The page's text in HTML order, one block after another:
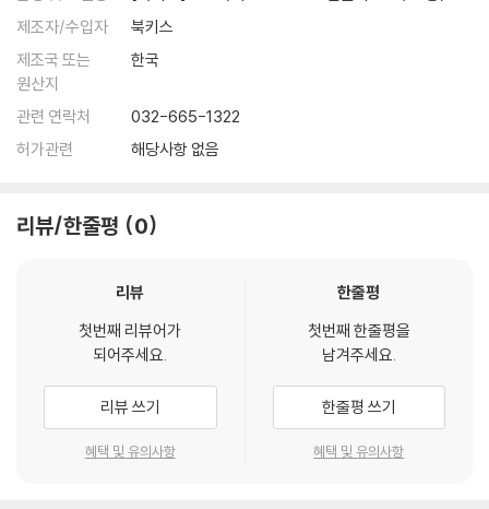
제조자/수입자
북키스
제조국 또는
원산지
한국
관련 연락처
032-665-1322
허가관련
해당사항 없음
리뷰/한줄평 0
리뷰
첫번째 리뷰어가
되어주세요.
리뷰 쓰기
혜택 및 유의사항
한줄평
첫번째 한줄평을
남겨주세요.
한줄평 쓰기
혜택 및 유의사항